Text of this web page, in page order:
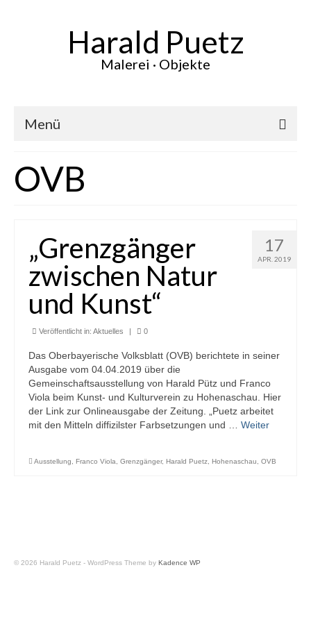
Harald Puetz
Malerei · Objekte
Menü
Werke
Ausstellungen
Presse
Kontakt
OVB
17
APR. 2019
„Grenzgänger
zwischen Natur
und Kunst“
Veröffentlicht in: Aktuelles | 0
Das Oberbayerische Volksblatt (OVB) berichtete in seiner
Ausgabe vom 04.04.2019 über die
Gemeinschaftsausstellung von Harald Pütz und Franco
Viola beim Kunst- und Kulturverein zu Hohenaschau. Hier
der Link zur Onlineausgabe der Zeitung. „Puetz arbeitet
mit den Mitteln diffizilster Farbsetzungen und … Weiter
Ausstellung Franco Viola Grenzgänger, Harald Puetz Hohenaschau OVB
© 2026 Harald Puetz - WordPress Theme by Kadence WP